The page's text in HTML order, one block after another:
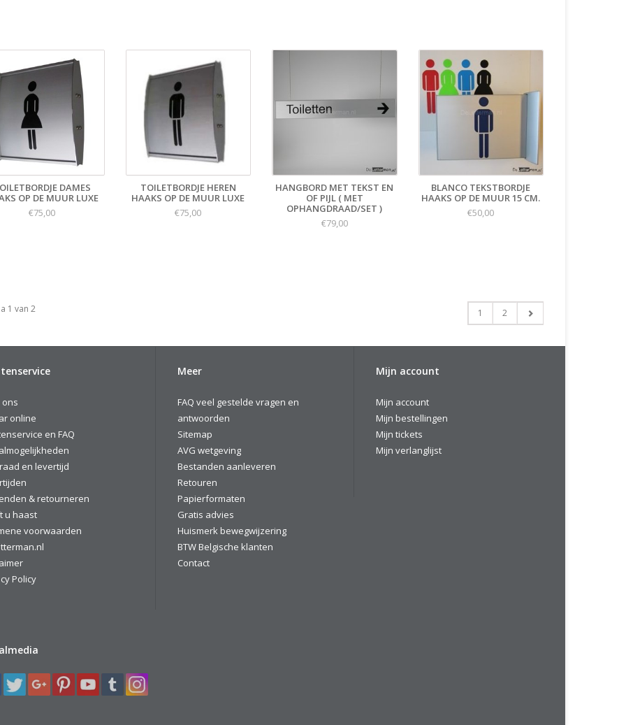
DAMES
OP DE MUUR LUXE
€75,00
TOILETBORDJE HEREN
HAAKS OP DE MUUR LUXE
€75,00
HANGBORD MET TEKST EN
OF PIJL ( MET
OPHANGDRAAD/SET )
€79,00
BLANCO TEKSTBORDJE
HAAKS OP DE MUUR 15 CM.
€50,00
1 van 2 1 2
ons
online
en FAQ
en levertijd
& retourneren
u haast
voorwaarden
Policy
Meer
FAQ veel gestelde vragen en
antwoorden
Sitemap
AVG wetgeving
Bestanden aanleveren
Retouren
Papierformaten
Gratis advies
Huismerk bewegwijzering
BTW Belgische klanten
Contact
Mijn account
Mijn account
Mijn bestellingen
Mijn tickets
Mijn verlanglijst